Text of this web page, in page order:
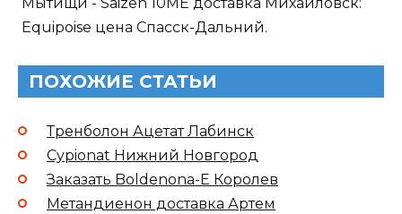
Мытищи - Saizen 10ME доставка Михайловск:
Equipoise цена Спасск-Дальний.
ПОХОЖИЕ СТАТЬИ
Тренболон Ацетат Лабинск
Cypionat Нижний Новгород
Заказать Boldenona-E Королев
Метандиенон доставка Артем